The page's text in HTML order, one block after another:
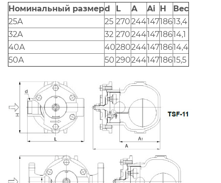
Номинальный размерd L А Ai H
Вес
25A
25 27024414718613,4
32A
32 27024414718614,1
40A
4028024414718614,4
50A
50 29024414718615,5